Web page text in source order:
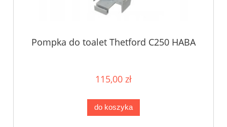
Pompka do toalet Thetford C250 HABA
115,00 zł
do koszyka